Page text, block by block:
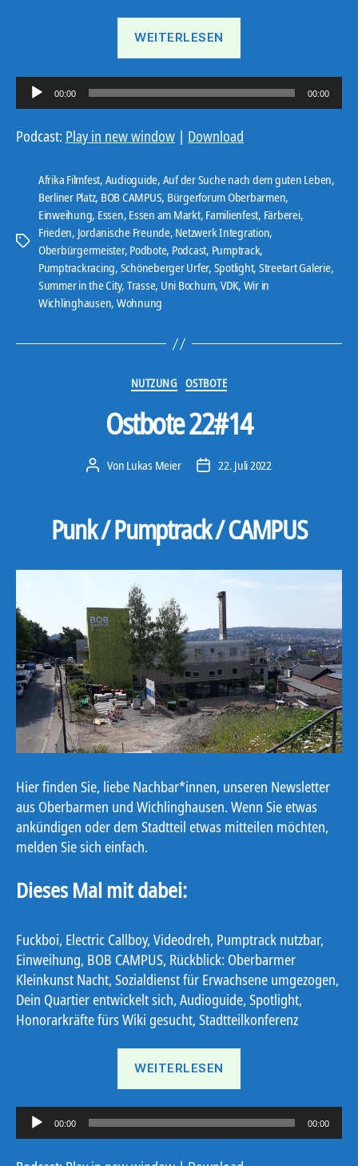
WEITERLESEN
u
d
l
00:00 00:00
Podcast: Play in new window | Download
Schlagwörter
Afrika Filmfest, Audioguide, Auf der Suche nach dem guten Leben,
Berliner Platz, BOB CAMPUS, Bürgerforum Oberbarmen,
Einweihung, Essen, Essen am Markt, Familienfest, Färberei,
Frieden, Jordanische Freunde, Netzwerk Integration,
Oberbürgermeister, Podbote, Podcast, Pumptrack,
Pumptrackracing, Schöneberger Urfer, Spotlight, Streetart Galerie,
Summer in the City, Trasse, Uni Bochum, VDK, Wir in
Wichlinghausen, Wohnung
Kategorien
NUTZUNG OSTBOTE
Ostbote 22#14
Beitragsautor
Von Lukas Meier Veröffentlichungsdatum
22. Juli 2022
Punk / Pumptrack / CAMPUS
Hier finden Sie, liebe Nachbar*innen, unseren Newsletter
aus Oberbarmen und Wichlinghausen. Wenn Sie etwas
ankündigen oder dem Stadtteil etwas mitteilen möchten,
melden Sie sich einfach.
Dieses Mal mit dabei:
Fuckboi, Electric Callboy, Videodreh, Pumptrack nutzbar,
Einweihung, BOB CAMPUS, Rückblick: Oberbarmer
Kleinkunst Nacht, Sozialdienst für Erwachsene umgezogen,
Dein Quartier entwickelt sich, Audioguide, Spotlight,
Honorarkräfte fürs Wiki gesucht, Stadtteilkonferenz
WEITERLESEN
u
d
00:00 00:00